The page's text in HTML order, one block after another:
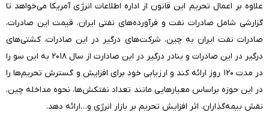
علاوه بر اعمال تحریم این قانون از اداره اطلاعات انرژی آمریکا می‌خواهد تا
گزارشی شامل صادرات نفت و فرآورده‌های نفتی ایران، قیمت این صادرات،
صادرات نفت ایران به چین، شرکت‌های درگیر در این صادرات، کشتی‌های
درگیر در این صادرات و بنادر درگیر در این صادارت از سال ۲۰۱۸ به این سو را
در مدت ۱۲۰ روز ارائه کند و ارزیابی خود برای افزایش و گسترش تحریم‌ها را
در این حوزه براساس معیارهایی مانند تعداد نفتکش‌ها، نحوه مداخله چین،
نقش بیمه‌گذاران، اثر افزایش تحریم بر بازار انرژی و…ارائه دهد.